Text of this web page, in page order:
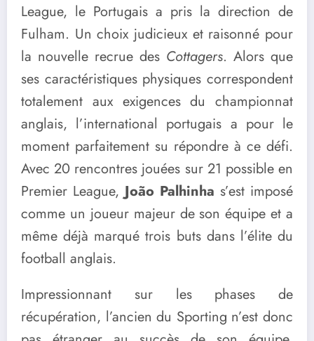
League, le Portugais a pris la direction de
Fulham. Un choix judicieux et raisonné pour
la nouvelle recrue des Cottagers. Alors que
ses caractéristiques physiques correspondent
totalement aux exigences du championnat
anglais, l’international portugais a pour le
moment parfaitement su répondre à ce défi.
Avec 20 rencontres jouées sur 21 possible en
Premier League,João Palhinha s’est imposé
comme un joueur majeur de son équipe et a
même déjà marqué trois buts dans l’élite du
football anglais.
Impressionnant sur les phases de
récupération, l’ancien du Sporting n’est donc